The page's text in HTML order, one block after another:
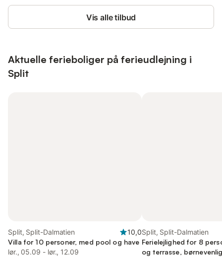
Vis alle tilbud
Aktuelle ferieboliger på ferieudlejning i
Split
Split, Split-Dalmatien
10,0
Villa for 10 personer, med pool og have
lør., 05.09 - lør., 12.09
Split, Split-Dalmatien
Ferielejlighed for 8
og terrasse,